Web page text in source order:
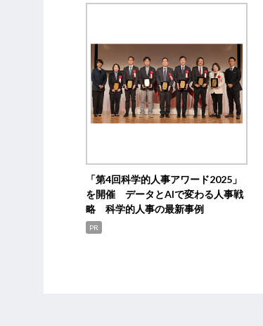
「第4回科学的人事アワード2025」
を開催 データとAIで変わる人事戦
略 科学的人事の最新事例
PR